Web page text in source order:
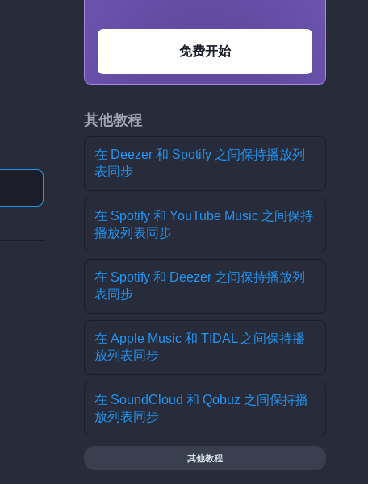
免费开始
其他教程
在 Deezer 和 Spotify 之间保持播放列
表同步
在 Spotify 和 YouTube Music 之间保持
播放列表同步
在 Spotify 和 Deezer 之间保持播放列
表同步
在 Apple Music 和 TIDAL 之间保持播
放列表同步
在 SoundCloud 和 Qobuz 之间保持播
放列表同步
其他教程